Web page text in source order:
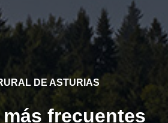
DE ASTURIAS
frecuentes